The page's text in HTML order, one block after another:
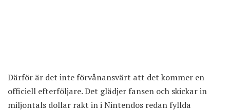
Därför är det inte förvånansvärt att det kommer en
officiell efterföljare. Det glädjer fansen och skickar in
miljontals dollar rakt in i Nintendos redan fyllda